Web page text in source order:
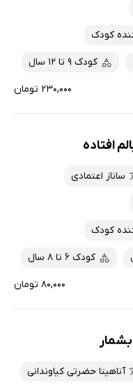
کودک
کودک 9 تا 12 سال
۲۳۰,۰۰۰ تومان
افتاده
ساناز اعتمادی
کودک
کودک 6 تا 8 سال
۸۰,۰۰۰ تومان
آناهیتا حضرتی کیاوندانی